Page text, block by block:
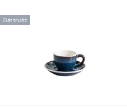
Đặt trước